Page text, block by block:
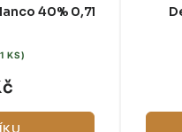
40% 0,7l
KS)